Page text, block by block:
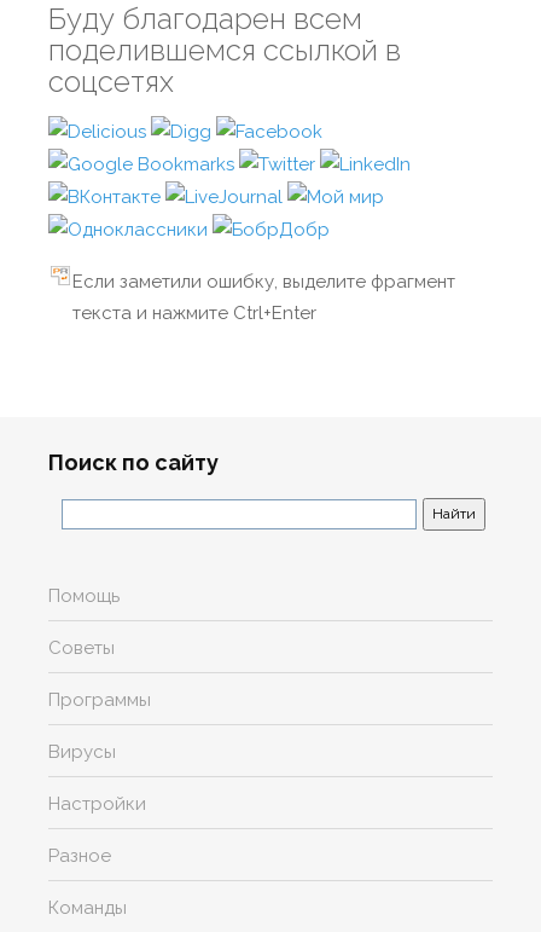
Буду благодарен всем
поделившемся ссылкой в
соцсетях
Если заметили ошибку, выделите фрагмент
текста и нажмите Ctrl+Enter
Поиск по сайту
Помощь
Советы
Программы
Вирусы
Настройки
Разное
Команды